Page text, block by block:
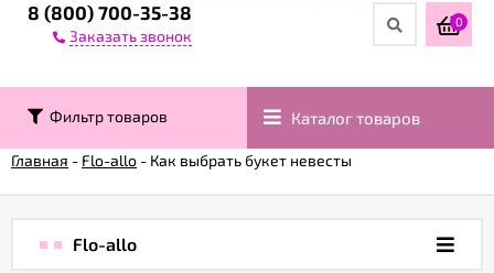
Контакты
8 (800) 700-35-38
Заказать звонок
0
Фильтр товаров Каталог товаров
Главная - Flo-allo - Как выбрать букет невесты
Flo-allo